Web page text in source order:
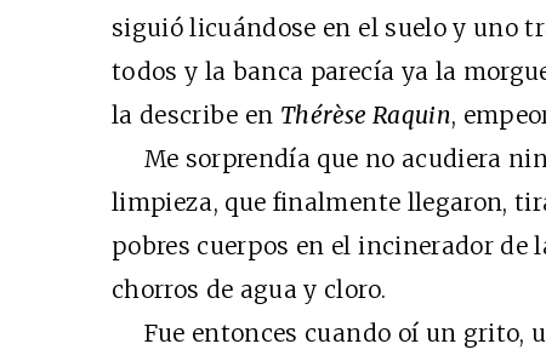
siguió licuándose en el suelo y uno
todos y la banca parecía ya la
la describe en Thérèse Raquin,
Me sorprendía que no acudiera
limpieza, que finalmente llegaron,
pobres cuerpos en el incinerador de
chorros de agua y cloro.
Fue entonces cuando oí un grito,